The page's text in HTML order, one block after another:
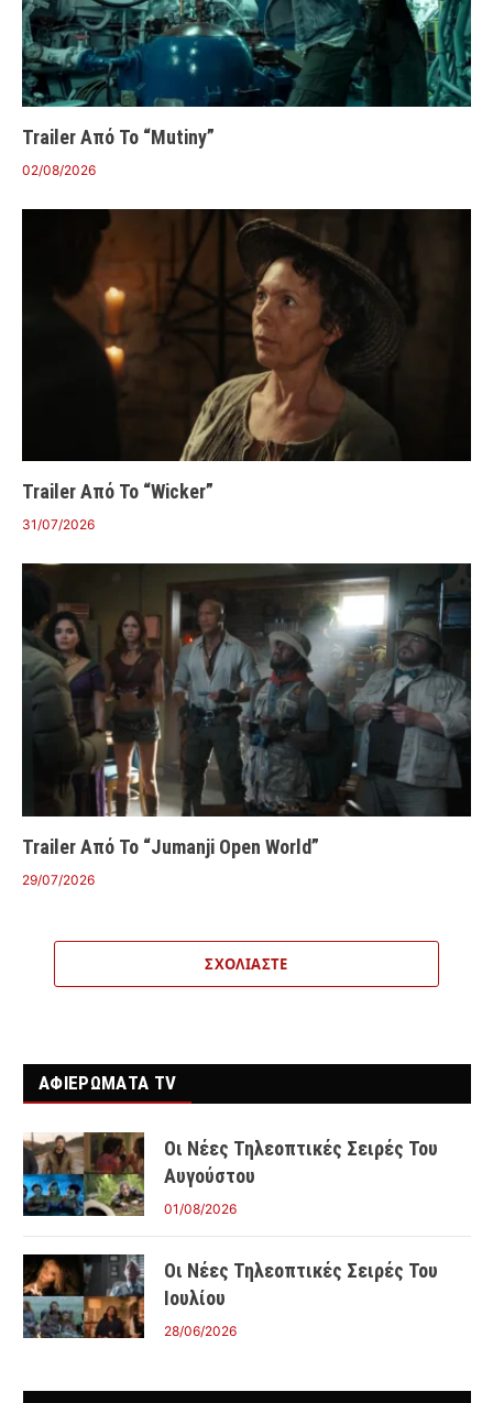
Trailer Από Το “Mutiny”
02/08/2026
Trailer Από Το “Wicker”
31/07/2026
Trailer Από Το “Jumanji Open World”
29/07/2026
ΣΧΟΛΙΆΣΤΕ
ΑΦΙΕΡΩΜΑΤΑ TV
Οι Νέες Τηλεοπτικές Σειρές Του
Αυγούστου
01/08/2026
Οι Νέες Τηλεοπτικές Σειρές Του
Ιουλίου
28/06/2026